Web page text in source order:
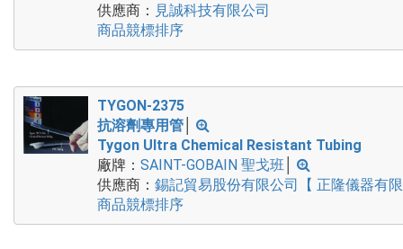
供應商： 見誠科技有限公司
商品競標排序
TYGON-2375
抗溶劑專用管
Tygon Ultra Chemical Resistant Tubing
廠牌： SAINT-GOBAIN 聖戈班
供應商： 錫記貿易股份有限公司【 正隆儀器有
商品競標排序